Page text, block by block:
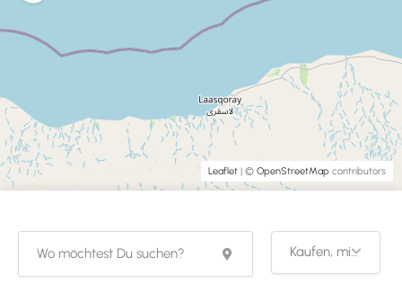
Kaufen, mieten
Leaflet | © OpenStreetMap contributors